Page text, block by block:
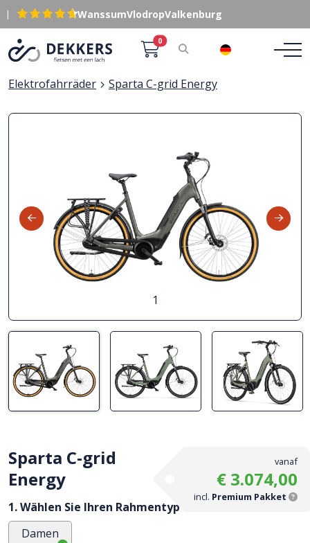
| WanssumVlodropValkenburg
0
Elektrofahrräder Sparta C-grid Energy
1
Sparta C-grid
Energy
vanaf
€ 3.074,00
incl. Premium Pakket
1. Wählen Sie Ihren Rahmentyp
Damen